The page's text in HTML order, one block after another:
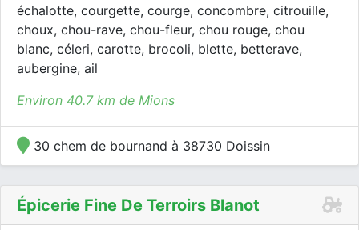
échalotte, courgette, courge, concombre, citrouille,
choux, chou-rave, chou-fleur, chou rouge, chou
blanc, céleri, carotte, brocoli, blette, betterave,
aubergine, ail
Environ 40.7 km de Mions
30 chem de bournand à 38730 Doissin
Épicerie Fine De Terroirs Blanot